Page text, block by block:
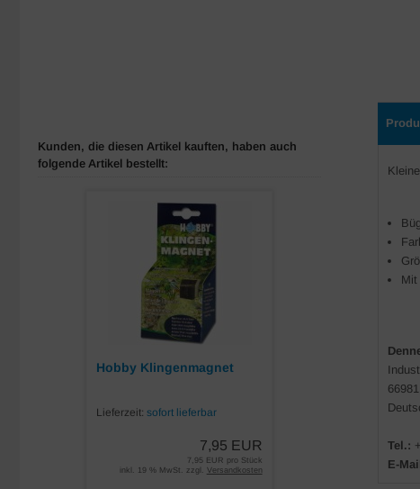
Mit
Tel.:
E-
Kunden, die diesen Artikel kauften, haben auch
folgende Artikel bestellt:
Hobby Klingenmagnet
Lieferzeit:sofort lieferbar
7,95 EUR
7,95 EUR pro Stück
inkl. 19 % MwSt. zzgl. Versandkosten